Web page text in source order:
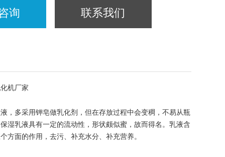
询 联系我们
机厂家
，多采用钾皂做乳化剂，但在存放过程中会变稠，不易从瓶
湿乳液具有一定的流动性，形状颇似蜜，故而得名。乳液含
方面的作用，去污、补充水分、补充营养。